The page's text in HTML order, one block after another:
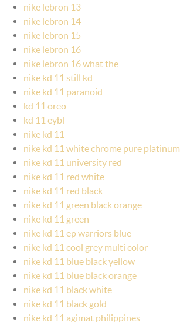
nike lebron 13
nike lebron 14
nike lebron 15
nike lebron 16
nike lebron 16 what the
nike kd 11 still kd
nike kd 11 paranoid
kd 11 oreo
kd 11 eybl
nike kd 11
nike kd 11 white chrome pure platinum
nike kd 11 university red
nike kd 11 red white
nike kd 11 red black
nike kd 11 green black orange
nike kd 11 green
nike kd 11 ep warriors blue
nike kd 11 cool grey multi color
nike kd 11 blue black yellow
nike kd 11 blue black orange
nike kd 11 black white
nike kd 11 black gold
nike kd 11 agimat philippines